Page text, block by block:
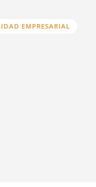
EMPRESARIAL